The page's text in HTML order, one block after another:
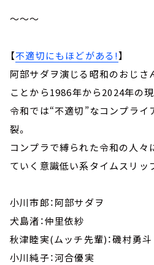
～～～
【不適切にもほどがある!】
阿部サダヲ演じる昭和のおじさ
ことから1986年から2024年の
令和では“不適切”なコンプライ
裂。
コンプラで縛られた令和の人々
ていく意識低い系タイムスリッ
小川市郎：阿部サダヲ
犬島渚：仲里依紗
秋津睦実(ムッチ先輩)：磯村勇斗
小川純子：河合優実